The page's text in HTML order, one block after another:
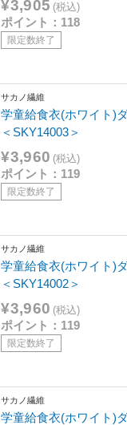
¥3,905 (税込)
ポイント：118
限定数終了
サカノ繊維
学童給食衣(ホワイト)
＜SKY14003＞
¥3,960 (税込)
ポイント：119
限定数終了
サカノ繊維
学童給食衣(ホワイト)
＜SKY14002＞
¥3,960 (税込)
ポイント：119
限定数終了
サカノ繊維
学童給食衣(ホワイト)